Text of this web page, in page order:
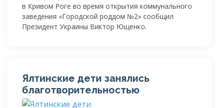
в Кривом Роге во время открытия коммунального
заведения «Городской роддом №2» сообщил
Президент Украины Виктор Ющенко.
Ялтинские дети занялись
благотворительностью